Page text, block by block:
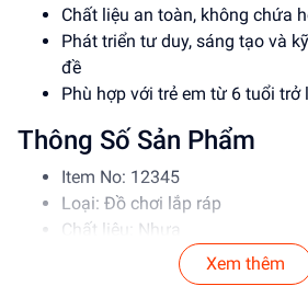
Chất liệu an toàn, không chứa
Phát triển tư duy, sáng tạo và
đề
Phù hợp với trẻ em từ 6 tuổi trở
Thông Số Sản Phẩm
Item No: 12345
Loại: Đồ chơi lắp ráp
Chất liệu: Nhựa
Độ tuổi phù hợp: 6-12 tuổi
Xem thêm